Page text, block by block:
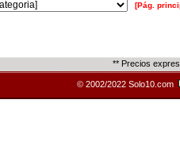
[Pág.
** Precios
© 2002/2022 Solo10.com